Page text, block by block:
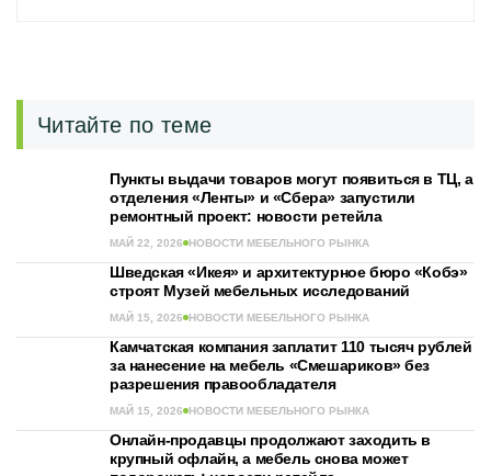
Читайте по теме
Пункты выдачи товаров могут появиться в ТЦ, а
отделения «Ленты» и «Сбера» запустили
ремонтный проект: новости ретейла
МАЙ 22, 2026 НОВОСТИ МЕБЕЛЬНОГО РЫНКА
Шведская «Икея» и архитектурное бюро «Кобэ»
строят Музей мебельных исследований
МАЙ 15, 2026 НОВОСТИ МЕБЕЛЬНОГО РЫНКА
Камчатская компания заплатит 110 тысяч рублей
за нанесение на мебель «Смешариков» без
разрешения правообладателя
МАЙ 15, 2026 НОВОСТИ МЕБЕЛЬНОГО РЫНКА
Онлайн-продавцы продолжают заходить в
крупный офлайн, а мебель снова может